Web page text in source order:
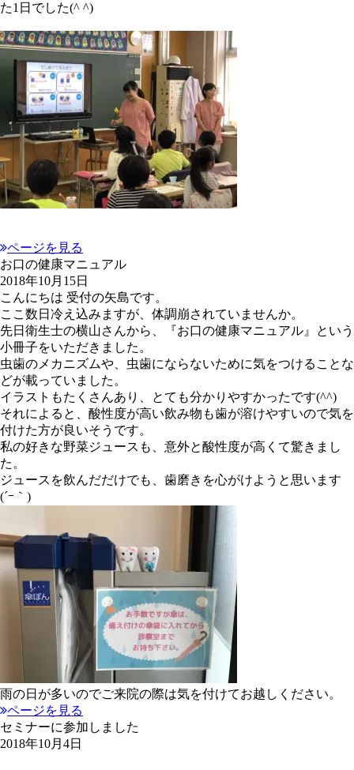
た1日でした(^ ^)
ページを見る
お口の健康マニュアル
2018年10月15日
こんにちは 受付の矢島です。
ここ数日冷え込みますが、体調崩されていませんか。
先日衛生士の横山さんから、『お口の健康マニュアル』という
小冊子をいただきました。
虫歯のメカニズムや、虫歯にならないために気をつけることな
どが載っていました。
イラストもたくさんあり、とても分かりやすかったです(^^)
それによると、酸性度が高い飲み物も歯が溶けやすいので気を
付けた方が良いそうです。
私の好きな野菜ジュースも、意外と酸性度が高くて驚きまし
た。
ジュースを飲んだだけでも、歯磨きを心がけようと思います
(´ｰ｀)
雨の日が多いのでご来院の際は気を付けてお越しください。
ページを見る
セミナーに参加しました
2018年10月4日